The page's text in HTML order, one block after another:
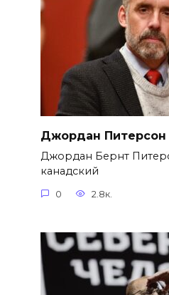
Джордан Питерсон
Джордан Бернт
канадский
0 2.8к.